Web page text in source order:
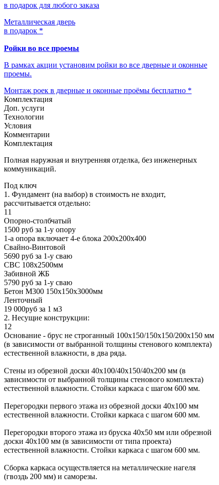
в подарок для любого заказа
Металлическая дверь
в подарок *
Ройки во все проемы
В рамках акции установим ройки во все дверные и оконные
проемы.
Монтаж роек в дверные и оконные проёмы бесплатно *
Комплектация
Доп. услуги
Технологии
Условия
Комментарии
Комплектация
Полная наружная и внутренняя отделка, без инженерных
коммуникаций.
Под ключ
1. Фундамент (на выбор) в стоимость не входит,
рассчитывается отдельно:
11
Опорно-столбчатый
1500 руб за 1-у опору
1-а опора включает 4-е блока 200х200х400
Свайно-Винтовой
5690 руб за 1-у сваю
СВС 108х2500мм
Забивной ЖБ
5790 руб за 1-у сваю
Бетон М300 150х150х3000мм
Ленточный
19 000руб за 1 м3
2. Несущие конструкции:
12
Основание - брус не строганный 100х150/150х150/200х150 мм
(в зависимости от выбранной толщины стенового комплекта)
естественной влажности, в два ряда.
Стены из обрезной доски 40х100/40х150/40х200 мм (в
зависимости от выбранной толщины стенового комплекта)
естественной влажности. Стойки каркаса с шагом 600 мм.
Перегородки первого этажа из обрезной доски 40х100 мм
естественной влажности. Стойки каркаса с шагом 600 мм.
Перегородки второго этажа из бруска 40х50 мм или обрезной
доски 40х100 мм (в зависимости от типа проекта)
естественной влажности. Стойки каркаса с шагом 600 мм.
Сборка каркаса осуществляется на металлические нагеля
(гвоздь 200 мм) и саморезы.